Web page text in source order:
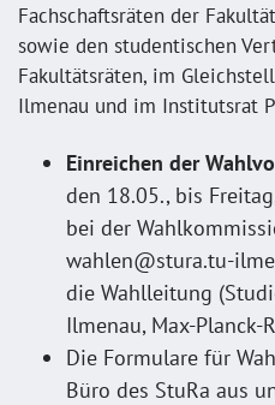
Fachschaftsräten der
sowie den studentischen
Fakultätsräten, im
Ilmenau und im Institutsrat
Einreichen der
den 18.05., bis
bei der
wahlen@stura.tu-
die Wahlleitung
Ilmenau, Max-Planck-
Die Formulare für
Büro des StuRa aus